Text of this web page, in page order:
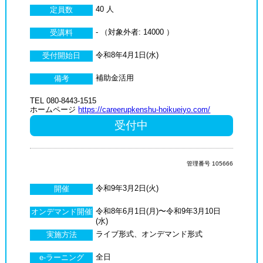
定員数 40 人
受講料 - （対象外者: 14000 ）
受付開始日 令和8年4月1日(水)
備考 補助金活用
TEL 080-8443-1515
ホームページ https://careerupkenshu-hoikueiyo.com/
受付中
開催 令和9年3月2日(火)
オンデマンド開催 令和8年6月1日(月)〜令和9年3月10日
(水)
実施方法
ライブ形式、オンデマンド形式
e-ラーニング 全日
管理番号 105666